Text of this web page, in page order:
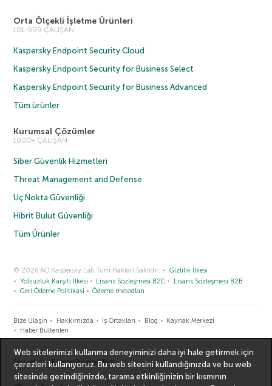
Orta Ölçekli İşletme Ürünleri
101-999 ÇALIŞAN
Kaspersky Endpoint Security Cloud
Kaspersky Endpoint Security for Business Select
Kaspersky Endpoint Security for Business Advanced
Tüm ürünler
Kurumsal Çözümler
1000+ ÇALIŞAN
Siber Güvenlik Hizmetleri
Threat Management and Defense
Uç Nokta Güvenliği
Hibrit Bulut Güvenliği
Tüm Ürünler
© 2026 AO Kaspersky Lab Tüm Hakları Saklıdır.
Gizlilik İlkesi
Yolsuzluk Karşıtı İlkesi
Lisans Sözleşmesi B2C
Lisans Sözleşmesi B2B
Geri Ödeme Politikasi
Ödeme metodları
Bize Ulaşın Hakkımızda İş Ortakları Blog
Kaynak Merkezi
Haber Bültenleri
Securelist Eugene Personal Blog
Web sitelerimizi kullanma deneyiminizi daha iyi hale getirmek için
çerezleri kullanıyoruz. Bu web sitesini kullandığınızda ve bu web
sitesinde gezindiğinizde, tarama etkinliğinizin bir kısmının